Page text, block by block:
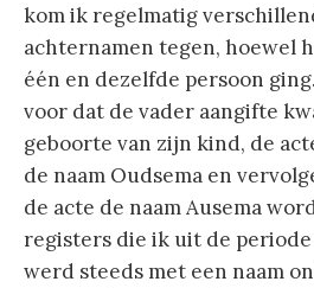
kom ik regelmatig
achternamen tegen, hoewel
één en dezelfde persoon
voor dat de vader aangifte
geboorte van zijn kind, de
de naam Oudsema en
de acte de naam Ausema
registers die ik uit de periode
werd steeds met een naam